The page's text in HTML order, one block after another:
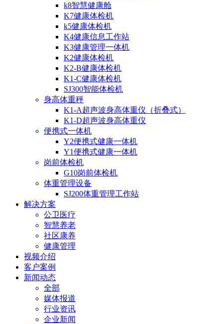
k8智慧健康舱
K7健康体检机
k5健康体检机
K4健康信息工作站
K3健康管理一体机
K2健康体检机
K2-B健康体检机
K1-C健康体检机
SJ300智能体检机
身高体重秤
K1-A超声波身高体重仪（折叠式）
K1-D超声波身高体重仪
便携式一体机
Y2便携式健康一体机
Y1便携式健康一体机
岗前体检机
G10岗前体检机
体重管理设备
SJ200体重管理工作站
解决方案
公卫医疗
智慧养老
社区康养
健康管理
视频介绍
客户案例
新闻动态
全部
媒体报道
行业资讯
企业新闻